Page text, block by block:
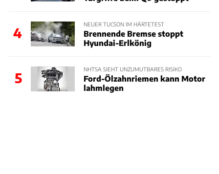
4
NEUER TUCSON IM HÄRTETEST
Brennende Bremse stoppt
Hyundai-Erlkönig
5
NHTSA SIEHT UNZUMUTBARES RISIKO
Ford-Ölzahnriemen kann Motor
lahmlegen